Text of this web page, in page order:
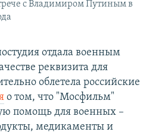
с Владимиром Путиным в
отдала военным
реквизита для
облетела российские
о том, что "Мосфильм"
помощь для военных –
медикаменты и